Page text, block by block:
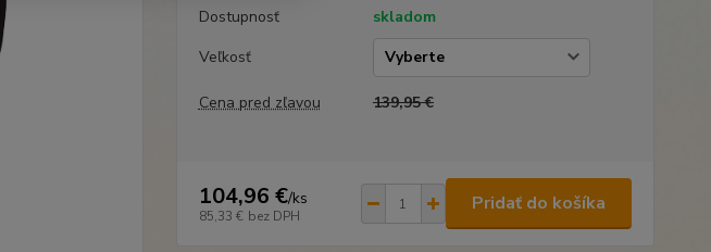
Dostupnosť
skladom
Veľkosť
Cena pred zľavou 139,95 €
104,96 €/ks
85,33 € bez DPH
Pridať do košíka